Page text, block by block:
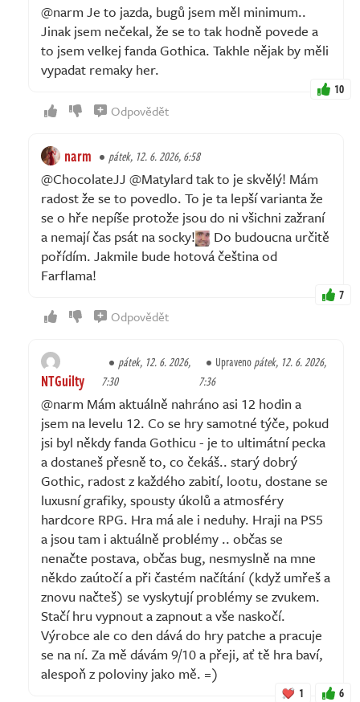
@narm Je to jazda, bugů jsem měl minimum..
Jinak jsem nečekal, že se to tak hodně povede a
to jsem velkej fanda Gothica. Takhle nějak by měli
vypadat remaky her.
10
Odpovědět
narm pátek, 12. 6. 2026, 6:58
@ChocolateJJ @Matylard tak to je skvělý! Mám
radost že se to povedlo. To je ta lepší varianta že
se o hře nepíše protože jsou do ni všichni zažraní
a nemají čas psát na socky!
Do budoucna určitě
pořídím. Jakmile bude hotová čeština od
Farflama!
7
Odpovědět
NTGuilty
pátek, 12. 6. 2026,
7:30
Upravenopátek, 12. 6. 2026,
7:36
@narm Mám aktuálně nahráno asi 12 hodin a
jsem na levelu 12. Co se hry samotné týče, pokud
jsi byl někdy fanda Gothicu - je to ultimátní pecka
a dostaneš přesně to, co čekáš.. starý dobrý
Gothic, radost z každého zabití, lootu, dostane se
luxusní grafiky, spousty úkolů a atmosféry
hardcore RPG. Hra má ale i neduhy. Hraji na PS5
a jsou tam i aktuálně problémy .. občas se
nenačte postava, občas bug, nesmyslně na mne
někdo zaútočí a při častém načítání (když umřeš a
znovu načteš) se vyskytují problémy se zvukem.
Stačí hru vypnout a zapnout a vše naskočí.
Výrobce ale co den dává do hry patche a pracuje
se na ní. Za mě dávám 9/10 a přeji, ať tě hra baví,
alespoň z poloviny jako mě. =)
1 6